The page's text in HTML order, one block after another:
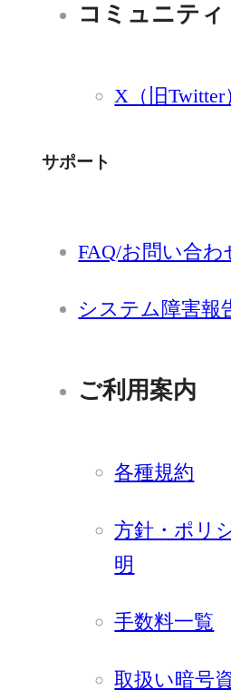
コミュニティ
X（旧Twitter
サポート
FAQ/お問い合わ
システム障害報
ご利用案内
各種規約
方針・ポリ
明
手数料一覧
取扱い暗号